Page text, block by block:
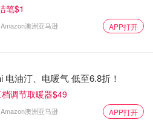
笔$1
Amazon澳洲亚马逊 APP打开
电油汀、电暖气 低至6.8折！
调节取暖器$49
Amazon澳洲亚马逊 APP打开